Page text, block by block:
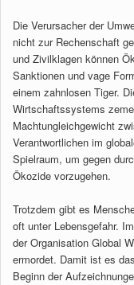
Die Verursacher der
nicht zur Rechenschaft
und Zivilklagen können
Sanktionen und vage
einem zahnlosen Tiger.
Wirtschaftssystems
Machtungleichgewicht
Verantwortlichen im
Spielraum, um gegen
Ökozide vorzugehen.
Trotzdem gibt es
oft unter Lebensgefahr.
der Organisation Global
ermordet. Damit ist es
Beginn der